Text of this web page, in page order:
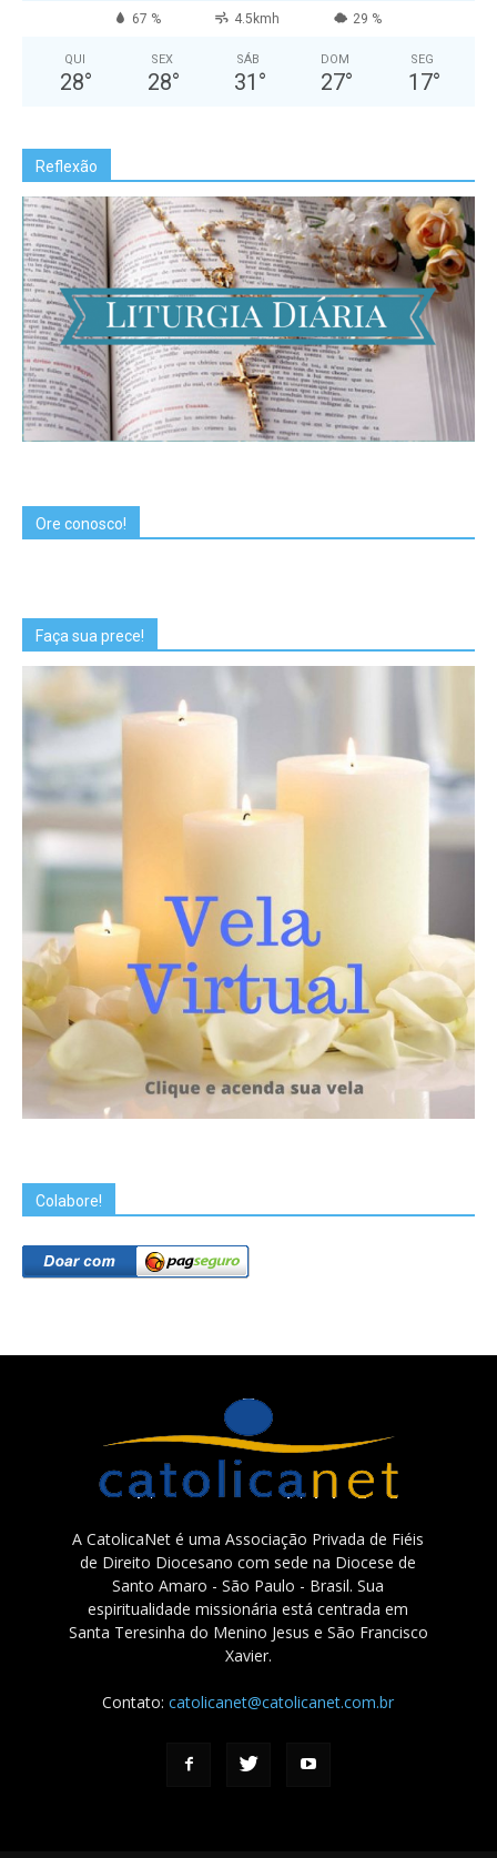
67 % 4.5kmh 29 %
QUI
28°
SEX
28°
SÁB
31 °
DOM
27°
SEG
17°
Reflexão
Ore conosco!
Faça sua prece!
Colabore!
A CatolicaNet é uma Associação Privada de Fiéis
de Direito Diocesano com sede na Diocese de
Santo Amaro - São Paulo - Brasil. Sua
espiritualidade missionária está centrada em
Santa Teresinha do Menino Jesus e São Francisco
Xavier.
Contato:catolicanet@catolicanet.com.br